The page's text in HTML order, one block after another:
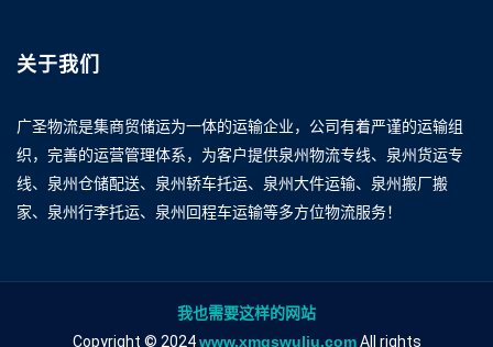
关于我们
广圣物流是集商贸储运为一体的运输企业，公司有着严谨的运输组
织，完善的运营管理体系，为客户提供泉州物流专线、泉州货运专
线、泉州仓储配送、泉州轿车托运、泉州大件运输、泉州搬厂搬
家、泉州行李托运、泉州回程车运输等多方位物流服务！
我也需要这样的网站
Copyright © 2024www.xmgswuliu.comAll rights